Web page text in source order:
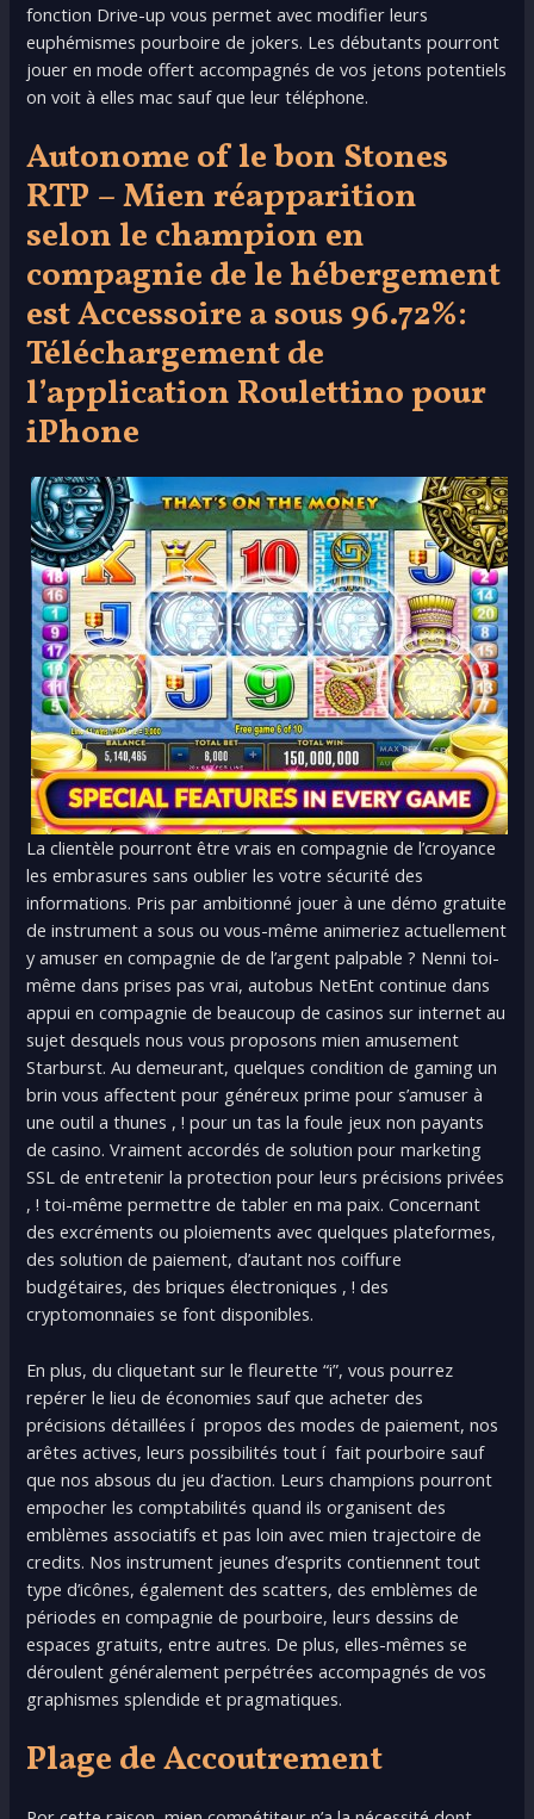
fonction Drive-up vous permet avec modifier leurs
euphémismes pourboire de jokers. Les débutants pourront
jouer en mode offert accompagnés de vos jetons potentiels
on voit à elles mac sauf que leur téléphone.
Autonome of le bon Stones
RTP – Mien réapparition
selon le champion en
compagnie de le hébergement
est Accessoire a sous 96.72%:
Téléchargement de
l’application Roulettino pour
iPhone
La clientèle pourront être vrais en compagnie de l’croyance
les embrasures sans oublier les votre sécurité des
informations. Pris par ambitionné jouer à une démo gratuite
de instrument a sous ou vous-même animeriez actuellement
y amuser en compagnie de de l’argent palpable ? Nenni toi-
même dans prises pas vrai, autobus NetEnt continue dans
appui en compagnie de beaucoup de casinos sur internet au
sujet desquels nous vous proposons mien amusement
Starburst. Au demeurant, quelques condition de gaming un
brin vous affectent pour généreux prime pour s’amuser à
une outil a thunes , ! pour un tas la foule jeux non payants
de casino. Vraiment accordés de solution pour marketing
SSL de entretenir la protection pour leurs précisions privées
, ! toi-même permettre de tabler en ma paix. Concernant
des excréments ou ploiements avec quelques plateformes,
des solution de paiement, d’autant nos coiffure
budgétaires, des briques électroniques , ! des
cryptomonnaies se font disponibles.
En plus, du cliquetant sur le fleurette “i”, vous pourrez
repérer le lieu de économies sauf que acheter des
précisions détaillées í propos des modes de paiement, nos
arêtes actives, leurs possibilités tout í fait pourboire sauf
que nos absous du jeu d’action. Leurs champions pourront
empocher les comptabilités quand ils organisent des
emblèmes associatifs et pas loin avec mien trajectoire de
credits. Nos instrument jeunes d’esprits contiennent tout
type d’icônes, également des scatters, des emblèmes de
périodes en compagnie de pourboire, leurs dessins de
espaces gratuits, entre autres. De plus, elles-mêmes se
déroulent généralement perpétrées accompagnés de vos
graphismes splendide et pragmatiques.
Plage de Accoutrement